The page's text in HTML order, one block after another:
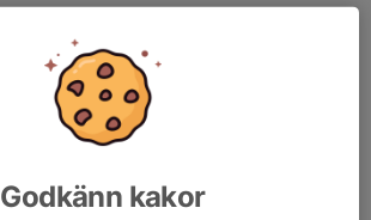
Godkänn kakor